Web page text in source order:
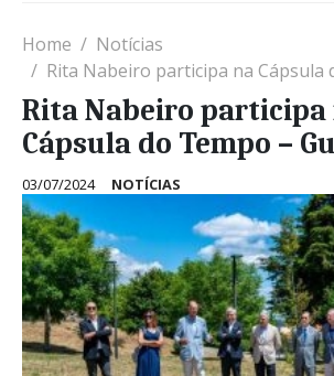
Home
Notícias
Rita Nabeiro participa na Cápsula do
Rita Nabeiro participa
Cápsula do Tempo –
03/07/2024 NOTÍCIAS